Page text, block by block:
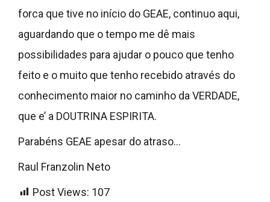
forca que tive no início do GEAE, continuo aqui,
aguardando que o tempo me dê mais
possibilidades para ajudar o pouco que tenho
feito e o muito que tenho recebido através do
conhecimento maior no caminho da VERDADE,
que e’ a DOUTRINA ESPIRITA.
Parabéns GEAE apesar do atraso…
Raul Franzolin Neto
Post Views: 107